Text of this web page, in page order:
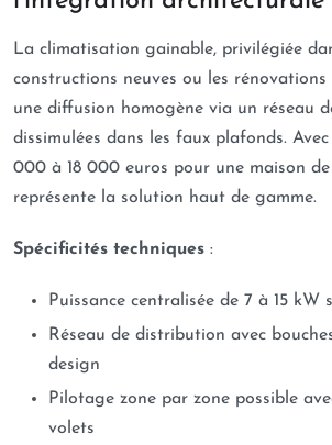
La climatisation gainable, privilégiée
constructions neuves ou les rénovations
une diffusion homogène via un réseau
dissimulées dans les faux plafonds.
000 à 18 000 euros pour une maison de
représente la solution haut de gamme.
Spécificités techniques :
Puissance centralisée de 7 à 15 kW
Réseau de distribution avec
design
Pilotage zone par zone possible
volets